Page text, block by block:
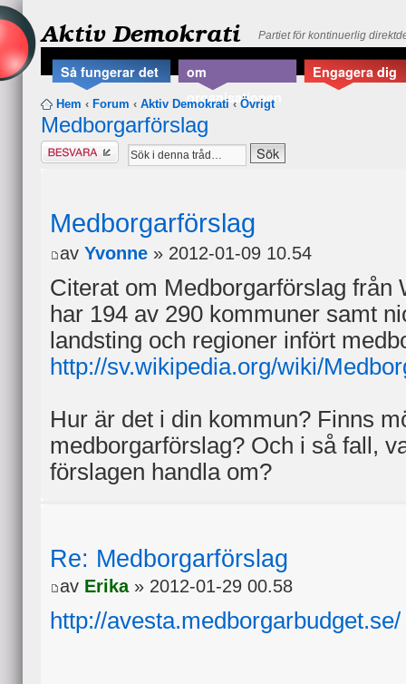
Aktiv Demokrati Partiet för kontinuerlig
Så fungerar det
om
organisationen
Engagera dig
Hem ‹ Forum ‹ Aktiv Demokrati ‹ Övrigt
Medborgarförslag
Besvara
Medborgarförslag
av Yvonne » 2012-01-09 10.54
Citerat om Medborgarförslag från
har 194 av 290 kommuner samt
landsting och regioner infört
http://sv.wikipedia.org/wiki/
Hur är det i din kommun? Finns
medborgarförslag? Och i så fall,
förslagen handla om?
Re: Medborgarförslag
av Erika» 2012-01-29 00.58
http://avesta.medborgarbudget.se/